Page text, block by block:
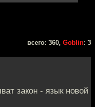
всего: 360, Goblin: 3
закон - язык новой